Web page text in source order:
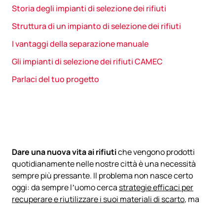
Storia degli impianti di selezione dei rifiuti
Struttura di un impianto di selezione dei rifiuti
I vantaggi della separazione manuale
Gli impianti di selezione dei rifiuti CAMEC
Parlaci del tuo progetto
Dare una nuova vita ai rifiutiche vengono prodotti
quotidianamente nelle nostre città è una necessità
sempre più pressante. Il problema non nasce certo
oggi: da sempre l’uomo cerca strategie efficaci per
recuperare e riutilizzare i suoi materiali di scarto, ma